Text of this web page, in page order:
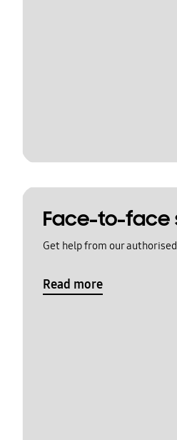
Face-to-face
Get help from our
Read more